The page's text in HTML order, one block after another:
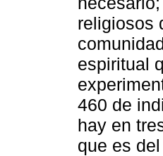
religiosos
espiritual
460 de
hay en
que es